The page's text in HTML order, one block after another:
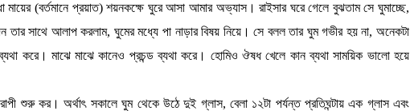
মায়ের (বর্তমানে প্রয়াত) শয়নকক্ষে ঘুরে আসা আমার অভ্যাস। রাইসার ঘরে গেলে বুঝতাম সে ঘুমাচ্ছে,
তার সাথে আলাপ করলাম, ঘুমের মধ্যে পা নাড়ার বিষয় নিয়ে। সে বলল তার ঘুম গভীর হয় না, অনেকটা
করে। মাঝে মাঝে কানেও প্রচন্ড ব্যথা করে। হোমিও ঔষধ খেলে কান ব্যথা সাময়িক ভালো হয়ে
শুরু কর। অর্থাৎ সকালে ঘুম থেকে উঠে দুই গ্লাস, বেলা ১২টা পর্যন্ত প্রতিঘন্টায় এক গ্লাস এবং